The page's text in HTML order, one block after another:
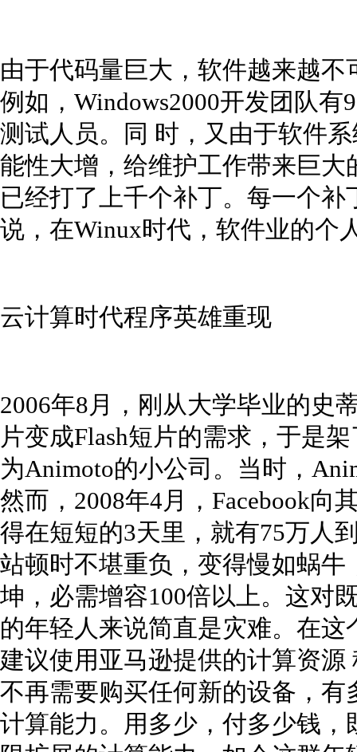
由于代码量巨大，软件越来越
例如，Windows2000开发团队
测试人员。同 时，又由于软件
能性大增，给维护工作带来巨大
已经打了上千个补丁。每一个
说，在Winux时代，软件业的个
云计算时代程序英雄重现
2006年8月，刚从大学毕业的史
片变成Flash短片的需求，于是
为Animoto的小公司。当时，
然而，2008年4月，Facebook向
得在短短的3天里，就有75万人
站顿时不堪重负，变得慢如蜗
坤，必需增容100倍以上。这对
的年轻人来说简直是灾难。在
建议使用亚马逊提供的计算资
不再需要购买任何新的设备，
计算能力。用多少，付多少钱